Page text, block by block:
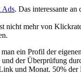
Ads. Das interessante
nicht mehr von
ein Profil der
der Überprüfung
und Monat. 50%